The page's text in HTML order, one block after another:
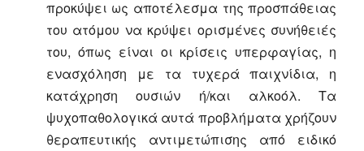
προκύψει ως αποτέλεσμα της προσπάθειας
του ατόμου να κρύψει ορισμένες συνήθειές
του, όπως είναι οι κρίσεις υπερφαγίας, η
ενασχόληση με τα τυχερά παιχνίδια, η
κατάχρηση ουσιών ή/και αλκοόλ. Τα
ψυχοπαθολογικά αυτά προβλήματα χρήζουν
θεραπευτικής αντιμετώπισης από ειδικό